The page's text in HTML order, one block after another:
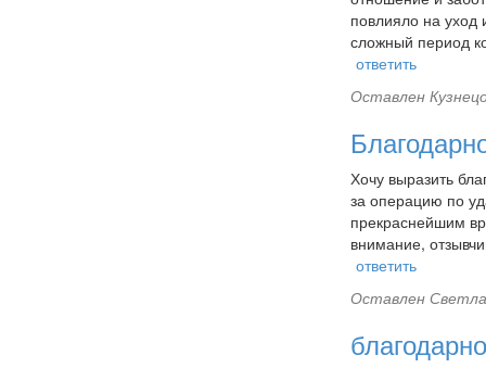
повлияло на
сложный период
ответить
Оставлен
Хочу выразить
за операцию по
прекраснейшим
внимание,
ответить
Оставлен